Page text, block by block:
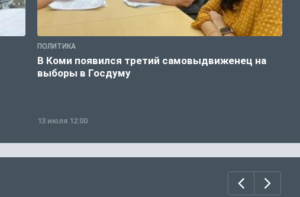
ПОЛИТИКА
В Коми появился третий самовыдвиженец на
выборы в Госдуму
13 июля 12:00